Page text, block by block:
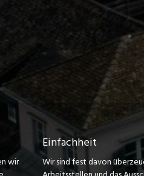
wir
Einfachheit
Wir sind fest davon